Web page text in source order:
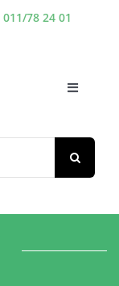
011/78 24 01
Toggle